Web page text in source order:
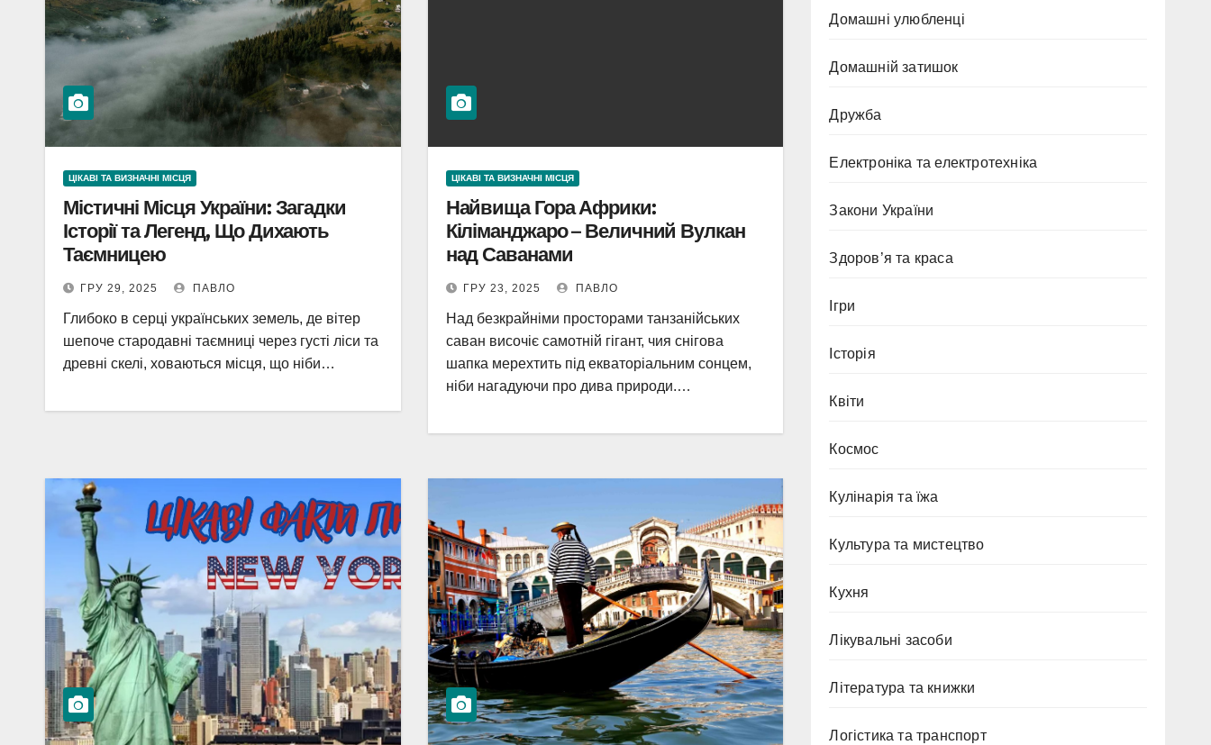
ЦІКАВІ ТА ВИЗНАЧНІ МІСЦЯ
Містичні Місця України: Загадки
Історії та Легенд, Що Дихають
Таємницею
ГРУ 29, 2025 ПАВЛО
Глибоко в серці українських земель, де вітер
шепоче стародавні таємниці через густі ліси та
древні скелі, ховаються місця, що ніби…
ЦІКАВІ ТА ВИЗНАЧНІ МІСЦЯ
Найвища Гора Африки:
Кіліманджаро – Величний Вулкан
над Саванами
ГРУ 23, 2025 ПАВЛО
Над безкрайніми просторами танзанійських
саван височіє самотній гігант, чия снігова
шапка мерехтить під екваторіальним сонцем,
ніби нагадуючи про дива природи.…
Домашні улюбленці
Домашній затишок
Дружба
Електроніка та електротехніка
Закони України
Здоров’я та краса
Ігри
Історія
Квіти
Космос
Кулінарія та їжа
Культура та мистецтво
Кухня
Лікувальні засоби
Література та книжки
Логістика та транспорт